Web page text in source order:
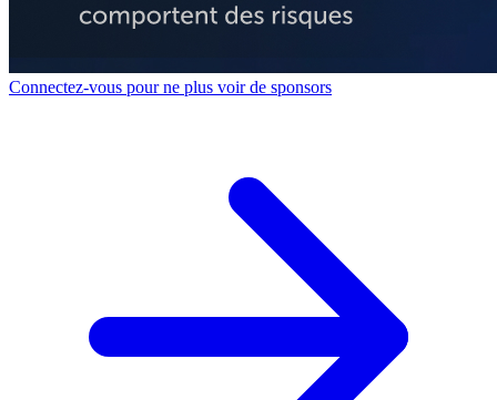
Connectez-vous pour ne plus voir de sponsors